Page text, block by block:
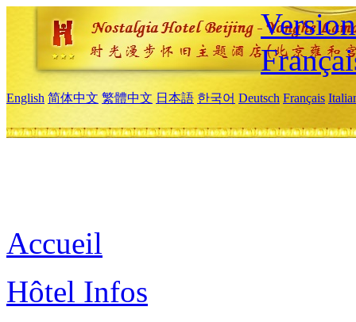
English 简体中文 繁體中文 日本語 한국어 Deutsch Français
Accueil
Hôtel Infos